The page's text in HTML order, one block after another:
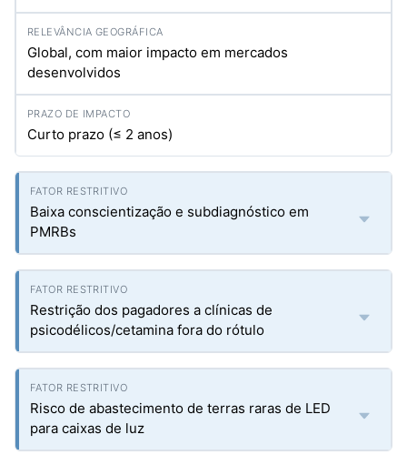
Global, com maior impacto em mercados
desenvolvidos
Curto prazo (≤ 2 anos)
Baixa conscientização e subdiagnóstico em
PMRBs
Restrição dos pagadores a clínicas de
psicodélicos/cetamina fora do rótulo
Risco de abastecimento de terras raras de LED
para caixas de luz